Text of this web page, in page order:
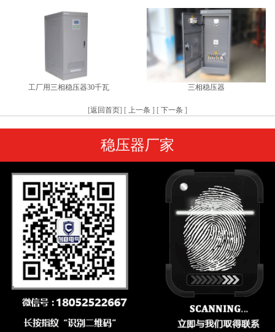
工厂用三相稳压器30千瓦 三相稳压器
[返回首页] [ 上一条 ] [ 下一条 ]
稳压器厂家